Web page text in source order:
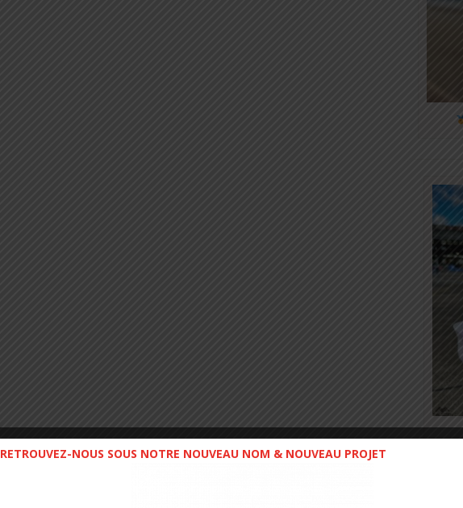
RETROUVEZ-NOUS SOUS NOTRE NOUVEAU NOM & NOUVEAU PROJET